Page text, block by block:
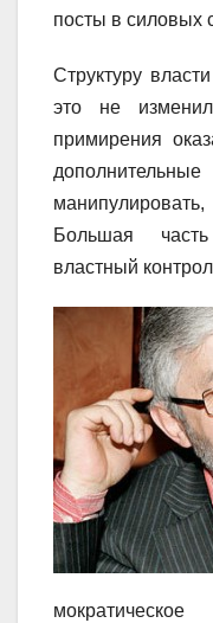
посты в силовых
Структуру
это не
примирения
Большая
властный